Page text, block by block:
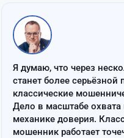
Я думаю, что через
станет более
классические
Дело в масштабе охвата
механике доверия.
мошенник работает